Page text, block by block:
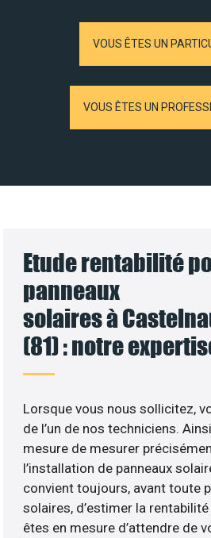
VOUS ÊTES UN
VOUS ÊTES UN
Etude rentabilité
panneaux
solaires à
(81) : notre
Lorsque vous nous sollicitez,
de l’un de nos techniciens.
mesure de mesurer
l’installation de panneaux
convient toujours, avant toute
solaires, d’estimer la
êtes en mesure d’attendre de